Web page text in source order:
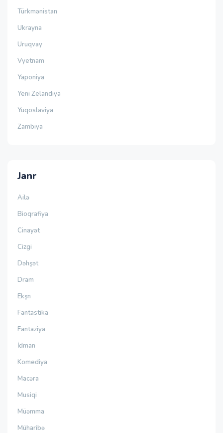
Türkmənistan
Ukrayna
Uruqvay
Vyetnam
Yaponiya
Yeni Zelandiya
Yuqoslaviya
Zambiya
Janr
Ailə
Bioqrafiya
Cinayət
Cizgi
Dəhşət
Dram
Ekşn
Fantastika
Fantaziya
İdman
Komediya
Macəra
Musiqi
Müəmma
Müharibə